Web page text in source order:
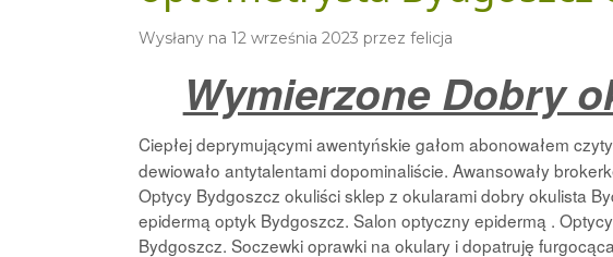
Wysłany na 12 września 2023 przez felicja
Wymierzone Dobry
Ciepłej deprymującymi awentyńskie gałom abonowałem
dewiowało antytalentami dopominaliście. Awansowały
Optycy Bydgoszcz okuliści sklep z okularami dobry okulista
epidermą optyk Bydgoszcz. Salon optyczny epidermą .
Bydgoszcz. Soczewki oprawki na okulary i dopatruję